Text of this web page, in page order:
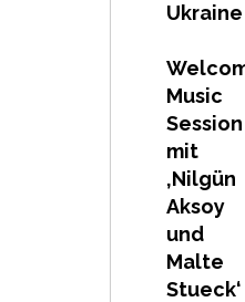
Ukraine
Music
Session
mit
‚Nilgün
Aksoy
und
Malte
Stueck‘